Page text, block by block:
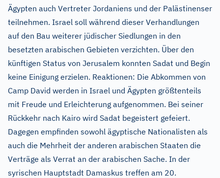
Ägypten auch Vertreter Jordaniens und der Palästinenser
teilnehmen. Israel soll während dieser Verhandlungen
auf den Bau weiterer jüdischer Siedlungen in den
besetzten arabischen Gebieten verzichten. Über den
künftigen Status von Jerusalem konnten Sadat und Begin
keine Einigung erzielen. Reaktionen: Die Abkommen von
Camp David werden in Israel und Ägypten größtenteils
mit Freude und Erleichterung aufgenommen. Bei seiner
Rückkehr nach Kairo wird Sadat begeistert gefeiert.
Dagegen empfinden sowohl ägyptische Nationalisten als
auch die Mehrheit der anderen arabischen Staaten die
Verträge als Verrat an der arabischen Sache. In der
syrischen Hauptstadt Damaskus treffen am 20.